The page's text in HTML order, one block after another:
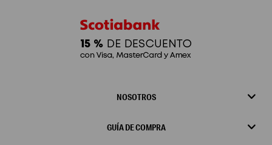
NOSOTROS
GUÍA DE COMPRA